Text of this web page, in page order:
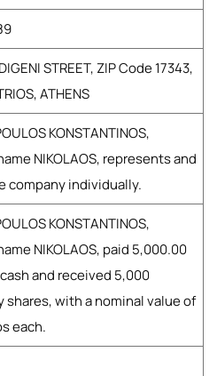
STREET, ZIP Code 17343,
ATHENS
KONSTANTINOS,
NIKOLAOS, represents and
company individually.
KONSTANTINOS,
NIKOLAOS, paid 5,000.00
and received 5,000
shares, with a nominal value of
each.